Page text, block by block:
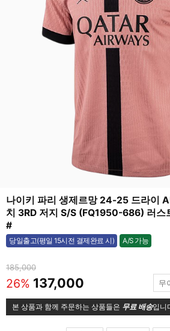
나이키 파리 생제르망 24-25 드라이
치 3RD 저지 S/S (FQ1950-686) 러스
#
당일출고(평일 15시전 결제완료 시) A/S 가능
가능
185,000
26% 137,000 무
본 상품과 함께 주문하는 상품들은 무료 배송입니